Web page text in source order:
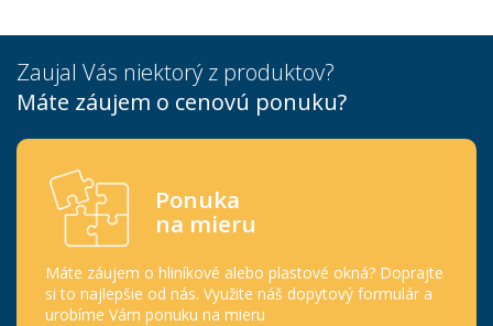
Zaujal Vás niektorý z produktov?
Máte záujem o cenovú ponuku?
Ponuka
na mieru
Máte záujem o hliníkové alebo plastové okná? Doprajte
si to najlepšie od nás. Využite náš dopytový formulár a
urobíme Vám ponuku na mieru